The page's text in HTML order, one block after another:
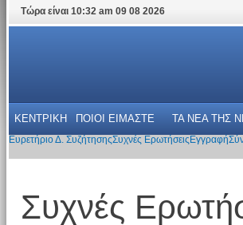
Τώρα είναι 10:32 am 09 08 2026
ΚΕΝΤΡΙΚΗ ΠΟΙΟΙ ΕΙΜΑΣΤΕ ΤΑ ΝΕΑ THΣ
Ευρετήριο Δ. ΣυζήτησηςΣυχνές Ερωτήσεις Εγγραφή
Συχνές